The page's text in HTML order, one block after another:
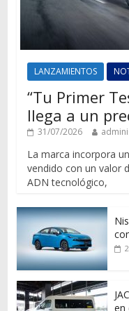
LANZAMIENTOS
“Tu Primer
llega a un
31/07/2026
La marca incorpora
vendido con un valor
ADN tecnológico,
en